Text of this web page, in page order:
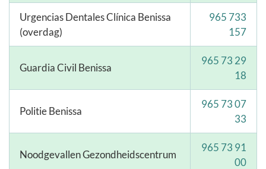
Urgencias Dentales Clínica Benissa
(overdag)
965 733
157
Guardia Civil Benissa
965 73 29
18
Politie Benissa
965 73 07
33
Noodgevallen Gezondheidscentrum
965 73 91
00